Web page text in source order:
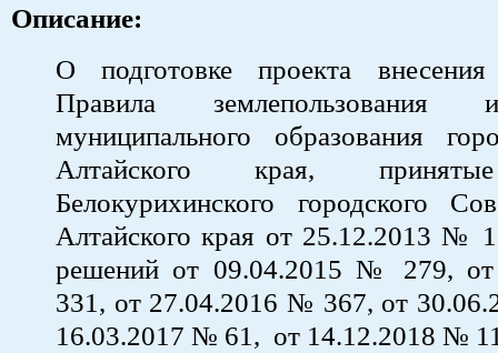
Описание:
О подготовке проекта
Правила землепользования
муниципального образования
Алтайского края,
Белокурихинского городского
Алтайского края от 25.12.2013 №
решений от 09.04.2015 № 279,
331, от 27.04.2016 № 367, от
16.03.2017 № 61, от 14.12.2018 №